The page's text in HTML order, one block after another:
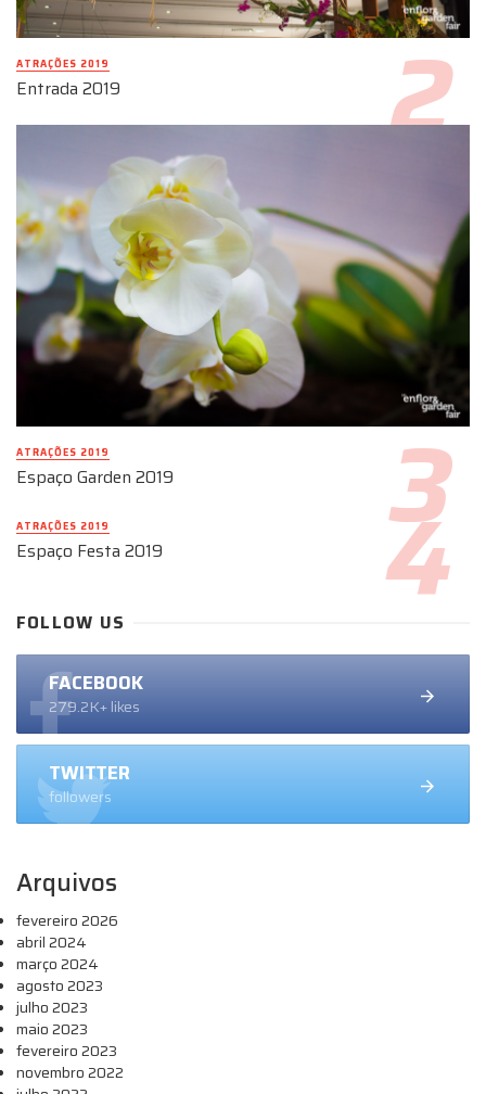
ATRAÇÕES 2019
Entrada 2019
ATRAÇÕES 2019
Espaço Garden 2019
ATRAÇÕES 2019
Espaço Festa 2019
FOLLOW US
FACEBOOK
279.2K+ likes
TWITTER
followers
Arquivos
fevereiro 2026
abril 2024
março 2024
agosto 2023
julho 2023
maio 2023
fevereiro 2023
novembro 2022